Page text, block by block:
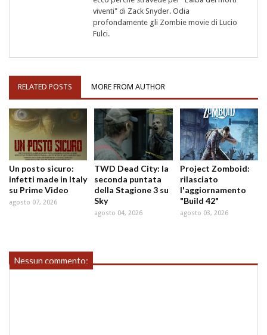
viventi" di Zack Snyder. Odia
profondamente gli Zombie movie di Lucio
Fulci.
RELATED POSTS MORE FROM AUTHOR
Un posto sicuro:
infetti made in Italy
su Prime Video
agosto 07, 2026
TWD Dead City: la
seconda puntata
della Stagione 3 su
Sky
agosto 04, 2026
Project Zomboid:
rilasciato
l'aggiornamento
"Build 42"
agosto 03, 2026
Nessun commento: